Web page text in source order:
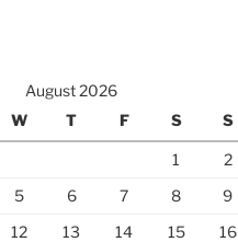
August 2026
W T F S S
1
2
5 6 7 8
9
12 13 14 15
16